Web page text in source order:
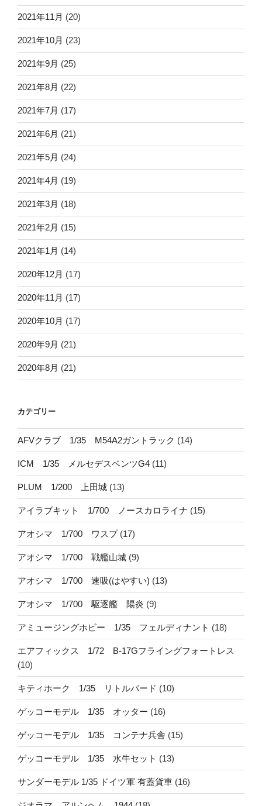
2021年11月 (20)
2021年10月 (23)
2021年9月 (25)
2021年8月 (22)
2021年7月 (17)
2021年6月 (21)
2021年5月 (24)
2021年4月 (19)
2021年3月 (18)
2021年2月 (15)
2021年1月 (14)
2020年12月 (17)
2020年11月 (17)
2020年10月 (17)
2020年9月 (21)
2020年8月 (21)
カテゴリー
AFVクラブ 1/35 M54A2ガントラック (14)
ICM 1/35 メルセデスベンツG4 (11)
PLUM 1/200 上田城 (13)
アイラブキット 1/700 ノースカロライナ (15)
アオシマ 1/700 ワスプ(17)
アオシマ 1/700 戦艦山城 (9)
アオシマ 1/700 速吸(はやすい) (13)
アオシマ 1/700 駆逐艦 陽炎 (9)
アミュージングホビー 1/35 フェルディナント (18)
エアフィックス 1/72 B-17Gフライングフォートレス
(10)
キティホーク 1/35 リトルバード (10)
ゲッコーモデル 1/35 オッター (16)
ゲッコーモデル 1/35 コンテナ兵舎 (15)
ゲッコーモデル 1/35 水牛セット (13)
サンダーモデル 1/35 ドイツ軍 有蓋貨車 (16)